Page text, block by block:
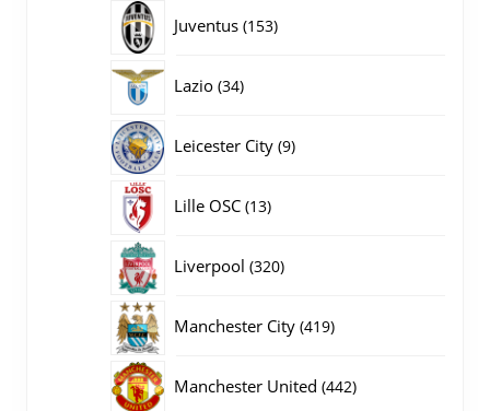
Juventus 153153
Lazio 3434
Leicester City 99
Lille OSC 1313
Liverpool 320320
Manchester City 419419
Manchester United 442442